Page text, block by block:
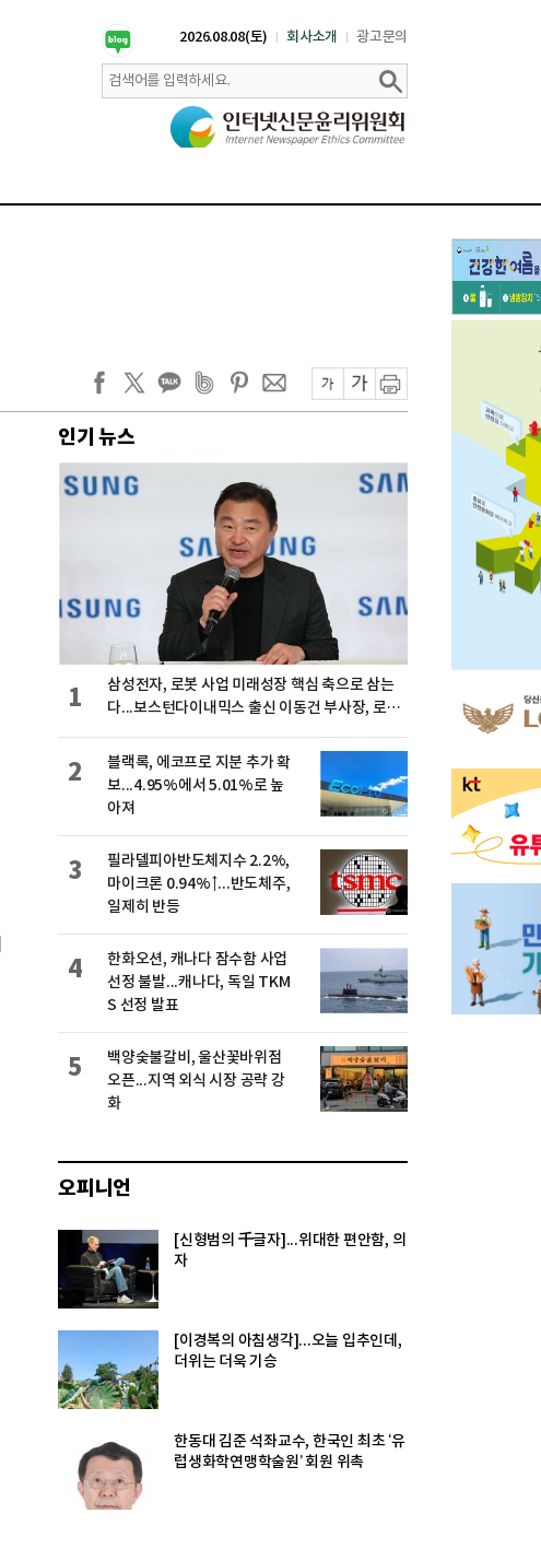
2026.08.08(토) 회사소개 광고문의
인기 뉴스
삼성전자, 로봇 사업 미래성장 핵심 축으로 삼는
다...보스턴다이내믹스 출신 이동건 부사장, 로보
1
블랙록, 에코프로 지분 추가 확
보...4.95%에서 5.01%로 높
아져
2
필라델피아반도체지수 2.2%,
마이크론 0.94%↑...반도체주,
일제히 반등
3
한화오션, 캐나다 잠수함 사업
선정 불발...캐나다, 독일 TKM
S 선정 발표
4
백양숯불갈비, 울산꽃바위점
오픈...지역 외식 시장 공략 강
화
5
오피니언
[신형범의 千글자]...위대한 편안함, 의
자
[이경복의 아침생각]...오늘 입추인데,
더위는 더욱 기승
한동대 김준 석좌교수, 한국인 최초 ‘유
럽생화학연맹학술원’ 회원 위촉